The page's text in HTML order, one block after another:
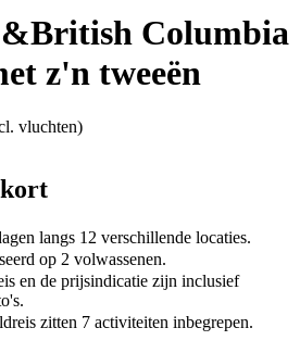
British Columbia
z'n tweeën
vluchten)
langs 12 verschillende locaties.
op 2 volwassenen.
en de prijsindicatie zijn inclusief
zitten 7 activiteiten inbegrepen.